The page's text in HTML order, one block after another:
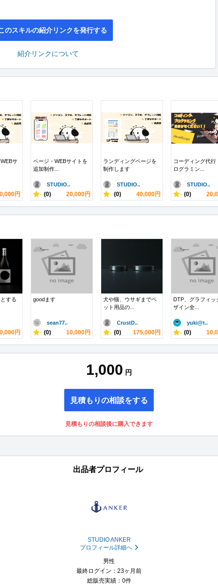
のスキルの紹介リンクを発行する
紹介リンクについて
サ
円
ページ・WEBサイトを
追加制作...
STUDIO..
- (0) 20,000円
ランディングページを
制作します
STUDIO..
- (0) 40,000円
コーディング代行
ログラミン...
STUDIO..
- (0)
する
円
goodます
sean77..
- (0) 10,000円
犬や猫、ウサギまでペ
ット用品の...
CrustD..
- (0) 175,000円
DTP、グラフィッ
ザイン全...
yuki@t..
- (0)
1,000 円
見積もりの相談をする
見積もりの相談後に購入できます
出品者プロフィール
STUDIO ANKER
プロフィール詳細へ
男性
最終ログイン：23ヶ月前
総販売実績：0件